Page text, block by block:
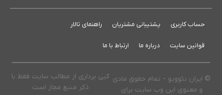
حساب کاربری پشتیبانی مشتریان راهنمای تالار
قوانین سایت درباره ما ارتباط با ما
© ایران نئوویو – تمام حقوق مادی
و معنوی این وب سایت برای
کپی برداری از مطالب سایت فقط با
ذکر منبع مجاز است